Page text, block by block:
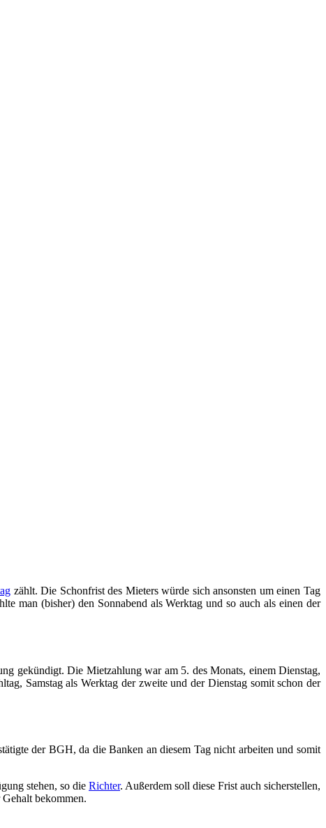
zählt. Die Schonfrist des Mieters würde sich ansonsten um einen Tag
man (bisher) den Sonnabend als Werktag und so auch als einen der
gekündigt. Die Mietzahlung war am 5. des Monats, einem Dienstag,
Samstag als Werktag der zweite und der Dienstag somit schon der
der BGH, da die Banken an diesem Tag nicht arbeiten und somit
stehen, so die Richter. Außerdem soll diese Frist auch sicherstellen,
bekommen.